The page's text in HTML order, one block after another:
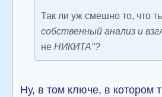
Так ли уж смешно то, что
собственный анализ и
не НИКИТА"?
Ну, в том ключе, в котором